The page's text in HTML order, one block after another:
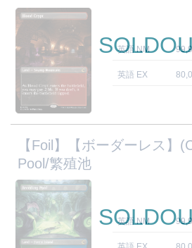
英語 NM
英語 EX
【Foil】【ボーダーレス】
Pool/繁殖池
英語 NM